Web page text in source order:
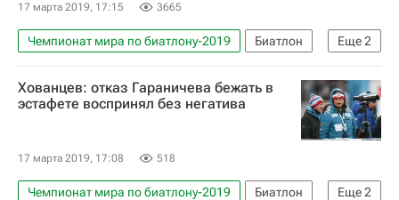
17 марта 2019, 17:15 3665
Еще2
Чемпионат мира по биатлону-2019
Биатлон
Евгений Гараничев
Александр Логинов (биатлонист)
Хованцев: отказ Гараничева бежать в
эстафете воспринял без негатива
17 марта 2019, 17:08 518
Еще2
Чемпионат мира по биатлону-2019
Биатлон